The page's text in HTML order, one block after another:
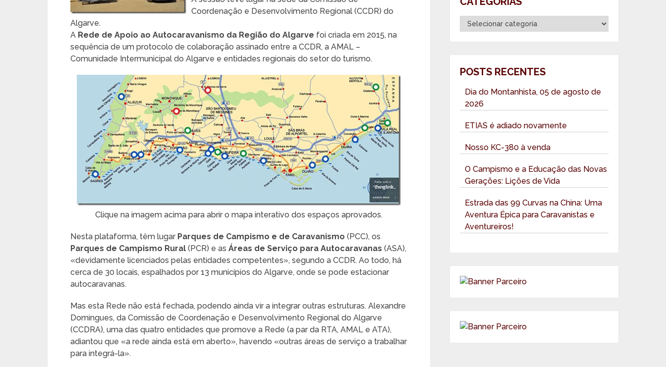
Coordenação e Desenvolvimento Regional (CCDR) do
Algarve.
A Rede de Apoio ao Autocaravanismo da Região do Algarve foi criada em 2015, na
sequência de um protocolo de colaboração assinado entre a CCDR, a AMAL –
Comunidade Intermunicipal do Algarve e entidades regionais do setor do turismo.
Clique na imagem acima para abrir o mapa interativo dos espaços aprovados.
Nesta plataforma, têm lugar Parques de Campismo e de Caravanismo (PCC), os
Parques de Campismo Rural (PCR) e as Áreas de Serviço para Autocaravanas (ASA),
«devidamente licenciados pelas entidades competentes», segundo a CCDR. Ao todo, há
cerca de 30 locais, espalhados por 13 municípios do Algarve, onde se pode estacionar
autocaravanas.
Mas esta Rede não está fechada, podendo ainda vir a integrar outras estruturas. Alexandre
Domingues, da Comissão de Coordenação e Desenvolvimento Regional do Algarve
(CCDRA), uma das quatro entidades que promove a Rede (a par da RTA, AMAL e ATA),
adiantou que «a rede ainda está em aberto», havendo «outras áreas de serviço a trabalhar
para integrá-la».
Categorias
POSTS RECENTES
Dia do Montanhista, 05 de agosto de
2026
ETIAS é adiado novamente
Nosso KC-380 à venda
O Campismo e a Educação das Novas
Gerações: Lições de Vida
Estrada das 99 Curvas na China: Uma
Aventura Épica para Caravanistas e
Aventureiros!